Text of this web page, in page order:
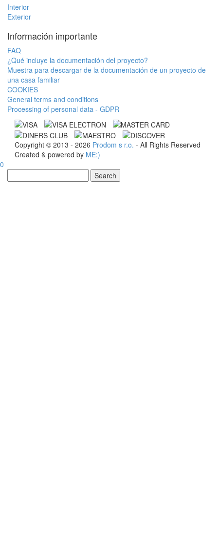
Interior
Exterior
Información importante
FAQ
¿Qué incluye la documentación del proyecto?
Muestra para descargar de la documentación de un proyecto de
una casa familiar
COOKIES
General terms and conditions
Processing of personal data - GDPR
Copyright © 2013 - 2026 Prodom s r.o. - All Rights Reserved
Created & powered by ME:)
0